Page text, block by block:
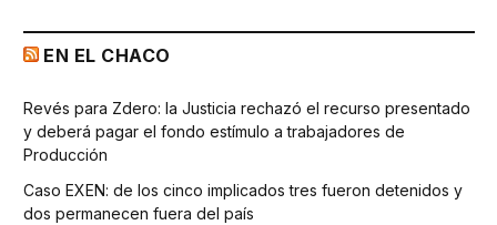
EN EL CHACO
Revés para Zdero: la Justicia rechazó el recurso presentado
y deberá pagar el fondo estímulo a trabajadores de
Producción
Caso EXEN: de los cinco implicados tres fueron detenidos y
dos permanecen fuera del país